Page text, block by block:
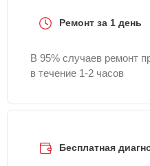
Ремонт за 1 день
В 95% случаев ремонт
в течение 1-2 часов
Бесплатная